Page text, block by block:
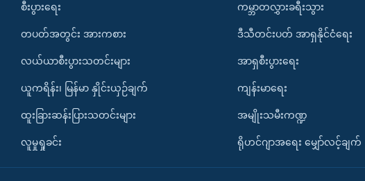
စီးပွားရေး
တပတ်အတွင်း အားကစား
လယ်ယာစီးပွားသတင်းများ
ယူကရိန်း၊ မြန်မာ နှိုင်းယှဉ်ချက်
ထူးခြားဆန်းပြားသတင်းများ
လူမှုရှုခင်း
ကမ္ဘာတလွှားခရီးသွား
ဒီသီတင်းပတ် အာရှနိုင်ငံရေး
အာရှစီးပွားရေး
ကျန်းမာရေး
အမျိုးသမီးကဏ္ဍ
ရိုဟင်ဂျာအရေး မျှော်လင့်ချက်